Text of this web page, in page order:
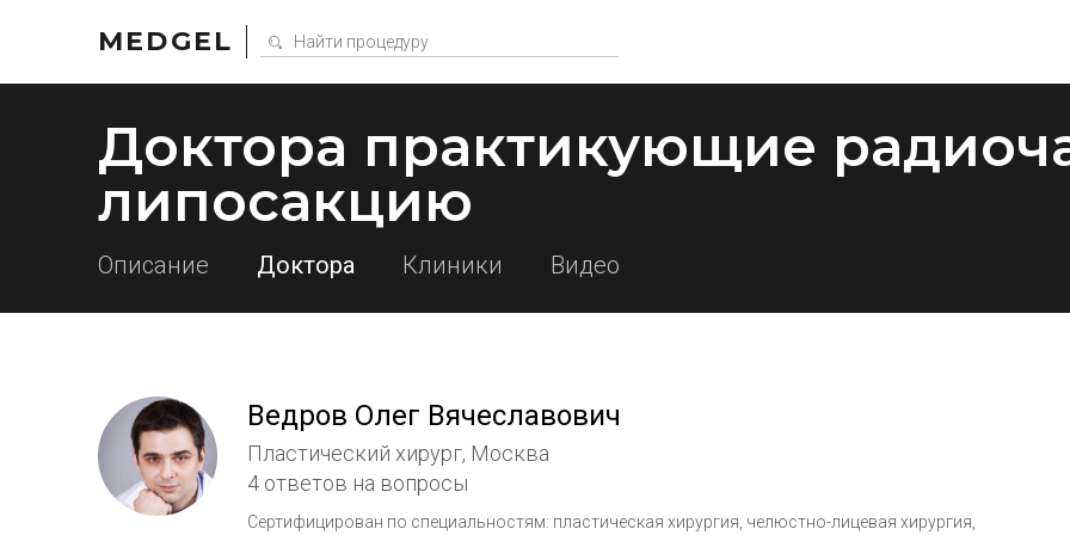
MEDGEL
Доктора практикующие
липосакцию
Описание Доктора Клиники Видео
Ведров Олег Вячеславович
Пластический хирург, Москва
4 ответов на вопросы
Сертифицирован по специальностям: пластическая хирургия, челюстно-лицевая хирургия,